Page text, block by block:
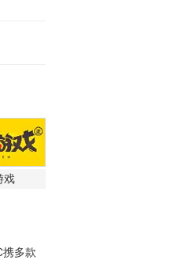
戏
携多款